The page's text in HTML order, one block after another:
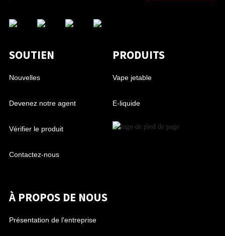
SOUTIEN
Nouvelles
Devenez notre agent
Vérifier le produit
Contactez-nous
PRODUITS
Vape jetable
E-liquide
À PROPOS DE NOUS
Présentation de l'entreprise